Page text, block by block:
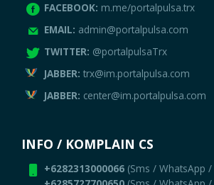
FACEBOOK: m.me/portalpulsa.trx
EMAIL: admin@portalpulsa.com
TWITTER: @portalpulsaTrx
JABBER:trx@im.portalpulsa.com
JABBER: center@im.portalpulsa.com
INFO / KOMPLAIN CS
+6282313000066 (Sms / WhatsApp